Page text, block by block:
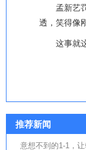
孟新艺罚
透，笑得像
这事就这
推荐新闻
意想不到的1-1，